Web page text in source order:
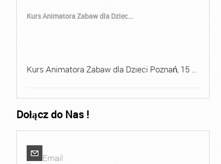
Kurs Animatora Zabaw dla Dziec...
Kurs Animatora Zabaw dla Dzieci Poznań, 15 …
Dołącz do Nas !
Email